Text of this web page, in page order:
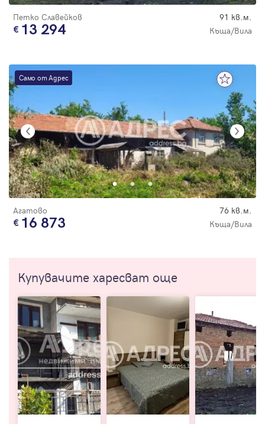
Петко Славейков 91 кв.м.
13 294 Къща/Вила
Само от Адрес
Агатово 76 кв.м.
16 873 Къща/Вила
Купувачите харесват още